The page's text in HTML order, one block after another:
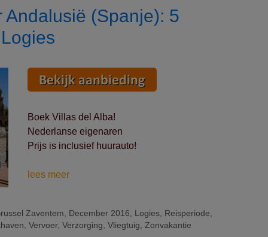
(Spanje): 5
Boek Villas del Alba!
Nederlanse eigenaren
Prijs is inclusief huurauto!
lees meerVertrek
naar
Andalusië
Zaventem December 2016 Logies Reisperiode
Vervoer, Verzorging Vliegtuig Zonvakantie